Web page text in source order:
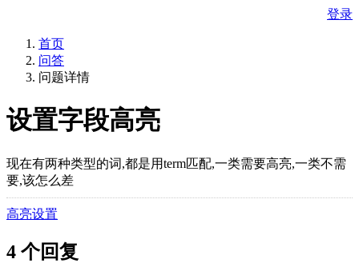
登录
首页
问答
问题详情
设置字段高亮
现在有两种类型的词,都是用term匹配,一类需要高亮,一类不需
要,该怎么差
高亮设置
4 个回复